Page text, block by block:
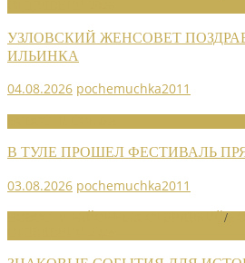
УЗЛОВСКИЙ ЖЕНСОВЕТ
ИЛЬИНКА
04.08.2026 pochemuchka2011
В ТУЛЕ ПРОШЕЛ ФЕСТИВАЛЬ
03.08.2026 pochemuchka2011
/